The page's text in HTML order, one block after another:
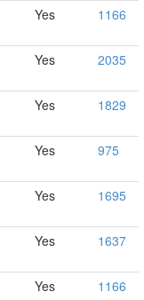
Yes 1166
Yes 2035
Yes 1829
Yes 975
Yes 1695
Yes 1637
Yes 1166